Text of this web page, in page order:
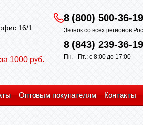
16/1
1000 руб.
8 (800) 500-36-19
Звонок со всех регионов
8 (843) 239-36-19
Пн. - Пт.: с 8:00 до 17:00
Оптовым покупателям Контакты